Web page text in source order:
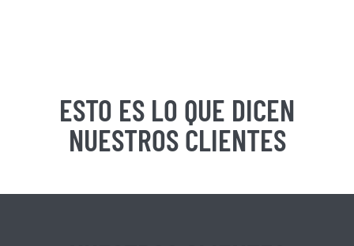
ESTO ES LO QUE DICEN
NUESTROS CLIENTES